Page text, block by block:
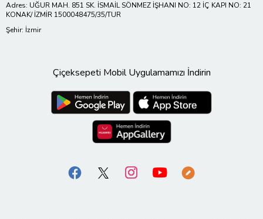
Adres: UĞUR MAH. 851 SK. İSMAİL SÖNMEZ İŞHANI NO: 12 İÇ KAPI NO: 21
KONAK/ İZMİR 1500048475/35/TUR
Şehir: İzmir
Çiçeksepeti Mobil Uygulamamızı İndirin